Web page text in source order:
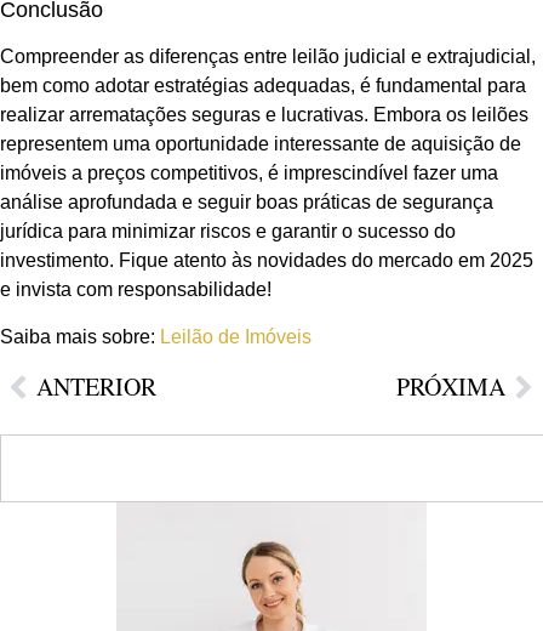
Conclusão
Compreender as diferenças entre leilão judicial e extrajudicial,
bem como adotar estratégias adequadas, é fundamental para
realizar arrematações seguras e lucrativas. Embora os leilões
representem uma oportunidade interessante de aquisição de
imóveis a preços competitivos, é imprescindível fazer uma
análise aprofundada e seguir boas práticas de segurança
jurídica para minimizar riscos e garantir o sucesso do
investimento. Fique atento às novidades do mercado em 2025
e invista com responsabilidade!
Saiba mais sobre: Leilão de Imóveis
ANTERIOR PRÓXIMA